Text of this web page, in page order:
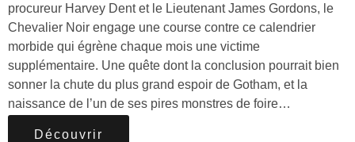
procureur Harvey Dent et le Lieutenant James Gordons, le
Chevalier Noir engage une course contre ce calendrier
morbide qui égrène chaque mois une victime
supplémentaire. Une quête dont la conclusion pourrait bien
sonner la chute du plus grand espoir de Gotham, et la
naissance de l’un de ses pires monstres de foire…
Découvrir